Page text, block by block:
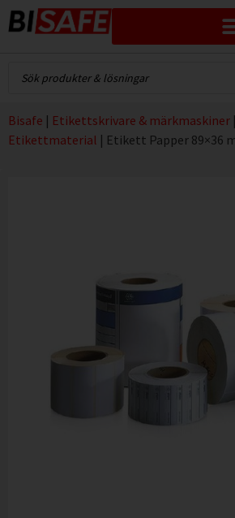
Bisafe | Etikettskrivare & märkmaskiner |
Etikettmaterial | Etikett Papper 89×36